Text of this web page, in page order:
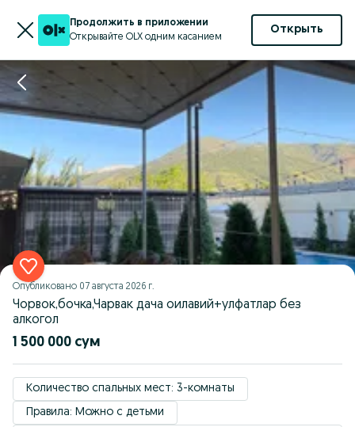
Продолжить в приложении
Открывайте OLX одним касанием
Открыть
Опубликовано 07 августа 2026 г.
Чорвок,бочка,Чарвак дача оилавий+улфатлар без
алкогол
1 500 000 сум
Количество спальных мест: 3-комнаты
Правила: Можно с детьми